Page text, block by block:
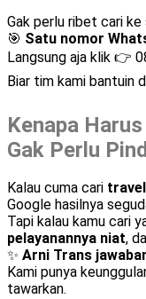
Gak perlu ribet cari ke
🎯 Satu nomor
Langsung aja klik 👉
Biar tim kami bantuin
Kenapa
Gak Perlu
Kalau cuma cari
Google hasilnya
Tapi kalau kamu cari
pelayanannya niat,
✨ Arni Trans
Kami punya
tawarkan.